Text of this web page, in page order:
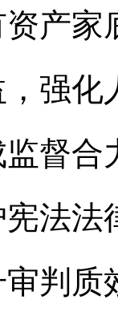
产家
强化
督合
法法
判质